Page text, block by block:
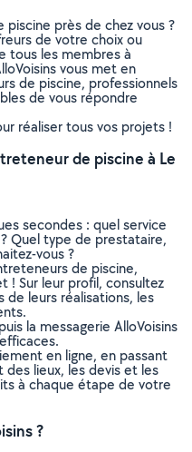
près de chez vous ?
de votre choix ou
tous les membres à
vous met en
de piscine, professionnels
de vous répondre
réaliser tous vos projets !
de piscine à Le
secondes : quel service
Quel type de prestataire,
vous ?
de piscine,
! Sur leur profil, consultez
de leurs réalisations, les
la messagerie AlloVoisins
en ligne, en passant
des lieux, les devis et les
à chaque étape de votre
?